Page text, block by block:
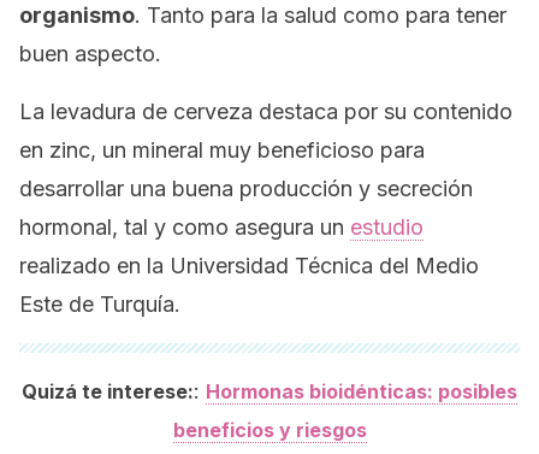
organismo. Tanto para la salud como para tener
buen aspecto.
La levadura de cerveza destaca por su contenido
en zinc, un mineral muy beneficioso para
desarrollar una buena producción y secreción
hormonal, tal y como asegura un estudio
realizado en la Universidad Técnica del Medio
Este de Turquía.
Quizá te interese:: Hormonas bioidénticas: posibles
beneficios y riesgos